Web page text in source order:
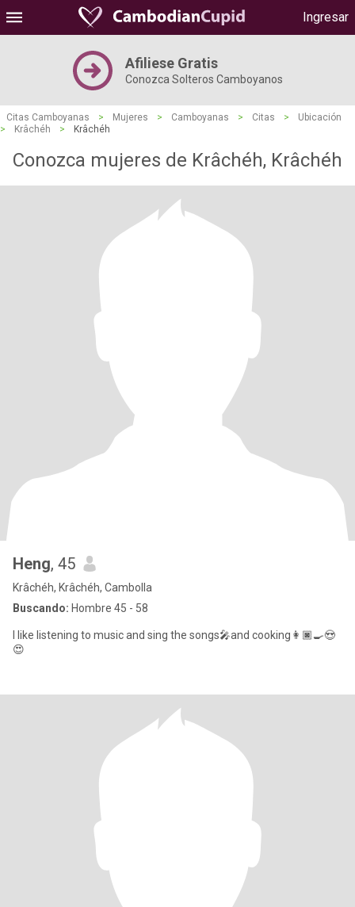
Ingresar
Afiliese Gratis
Conozca Solteros Camboyanos
Citas Camboyanas > Mujeres > Camboyanas > Citas >
Ubicación
>
Krâchéh > Krâchéh
Conozca mujeres de Krâchéh, Krâchéh
Heng, 45
Krâchéh, Krâchéh, Cambolla
Buscando: Hombre 45 - 58
I like listening to music and sing the songs🎤and cooking👩🏿‍🍳😍
😍